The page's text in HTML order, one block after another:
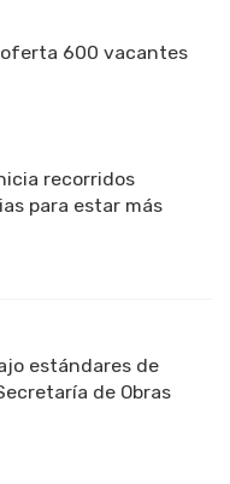
oferta 600 vacantes
recorridos
para estar más
estándares de
de Obras